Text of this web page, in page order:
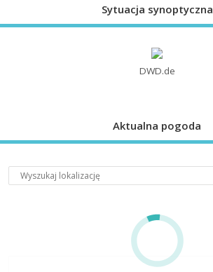
Sytuacja synoptyczna
DWD.de
Aktualna pogoda